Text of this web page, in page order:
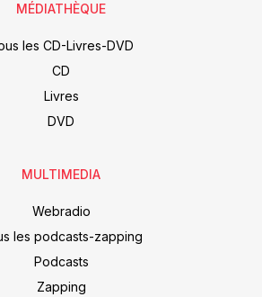
MÉDIATHÈQUE
les CD-Livres-DVD
CD
Livres
DVD
MULTIMEDIA
Webradio
les podcasts-zapping
Podcasts
Zapping